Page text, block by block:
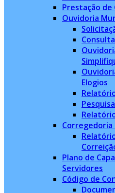
Prestação de
Ouvidoria
Elogios
Corregedoria
Plano de
Servidores
Código de